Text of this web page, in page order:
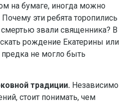
на бумаге, иногда можно
эти ребята торопились
звали священника? В
рождение Екатерины или
не могло быть
традиции. Независимо
стоит понимать, чем